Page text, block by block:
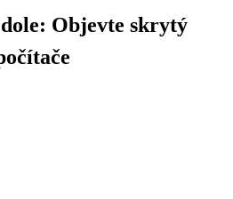
Objevte skrytý